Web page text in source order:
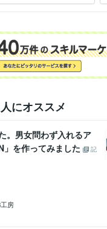
にオススメ
。男女問わず入れるア
」を作ってみました
記
房